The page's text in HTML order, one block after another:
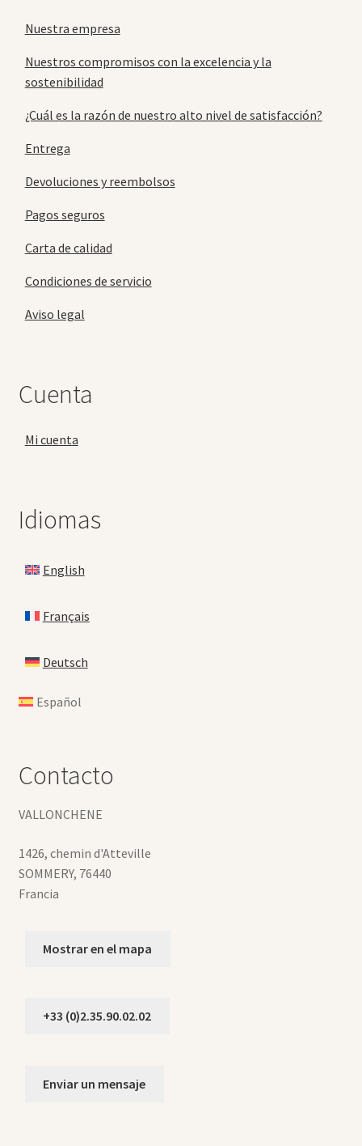
Nuestra empresa
Nuestros compromisos con la excelencia y la
sostenibilidad
¿Cuál es la razón de nuestro alto nivel de satisfacción?
Entrega
Devoluciones y reembolsos
Pagos seguros
Carta de calidad
Condiciones de servicio
Aviso legal
Cuenta
Mi cuenta
Idiomas
English
Français
Deutsch
Español
Contacto
VALLONCHENE
1426, chemin d'Atteville
SOMMERY, 76440
Francia
Mostrar en el mapa
+33 (0)2.35.90.02.02
Enviar un mensaje